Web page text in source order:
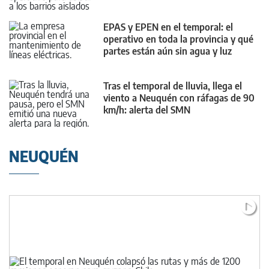
EPAS y EPEN en el temporal: el
operativo en toda la provincia y qué
partes están aún sin agua y luz
Tras el temporal de lluvia, llega el
viento a Neuquén con ráfagas de 90
km/h: alerta del SMN
NEUQUÉN